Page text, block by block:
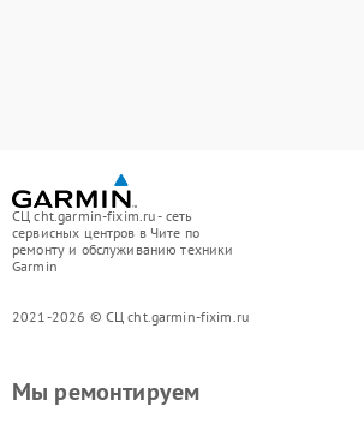
СЦ cht.garmin-fixim.ru - сеть
сервисных центров в Чите по
ремонту и обслуживанию техники
Garmin
2021-2026 © СЦ cht.garmin-fixim.ru
Мы ремонтируем